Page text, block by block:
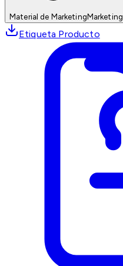
Material de MarketingMarketing
Etiqueta Producto